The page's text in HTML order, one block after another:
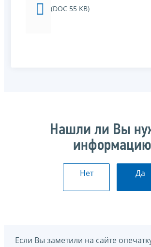
(DOC 55 KB)
Нашли ли Вы
Нет Да
Если Вы заметили на сайте